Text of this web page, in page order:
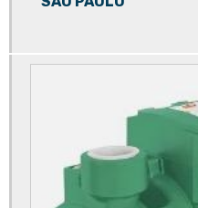
Rebobinamento de motores
Rebobinamento de motores valor
Recuperadora de motores elétricos
Recuperação de motores elétricos
Rejuvenescimento de motor